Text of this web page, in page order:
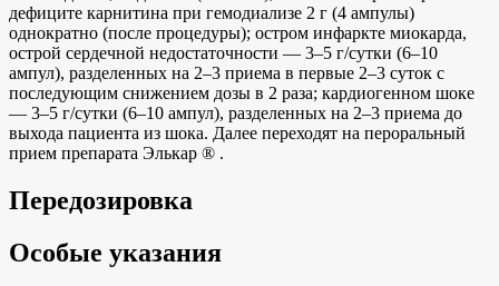
дефиците карнитина при гемодиализе 2 г (4 ампулы)
однократно (после процедуры); остром инфаркте миокарда,
острой сердечной недостаточности — 3–5 г/сутки (6–10
ампул), разделенных на 2–3 приема в первые 2–3 суток с
последующим снижением дозы в 2 раза; кардиогенном шоке
— 3–5 г/сутки (6–10 ампул), разделенных на 2–3 приема до
выхода пациента из шока. Далее переходят на пероральный
прием препарата Элькар ® .
Передозировка
Особые указания